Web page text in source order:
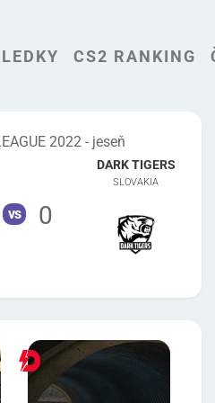
CS2 RANKING
2022 - jeseň
vs 0
DARK TIGERS
SLOVAKIA